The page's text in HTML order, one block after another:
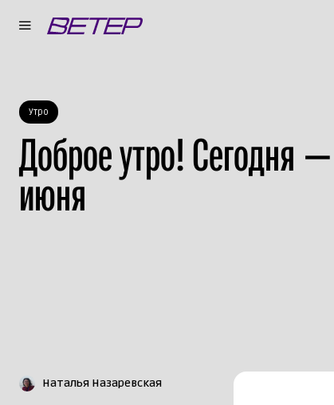
Утро
Доброе утро! Сегодня
июня
Наталья Назаревская